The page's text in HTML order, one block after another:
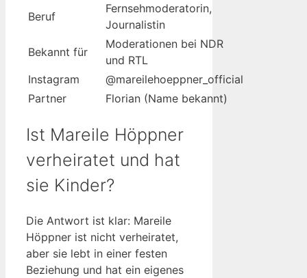
Beruf
Fernsehmoderatorin,
Journalistin
Bekannt für
Moderationen bei NDR
und RTL
Instagram
@mareilehoeppner_official
Partner
Florian (Name bekannt)
Ist Mareile Höppner
verheiratet und hat
sie Kinder?
Die Antwort ist klar: Mareile
Höppner ist nicht verheiratet,
aber sie lebt in einer festen
Beziehung und hat ein eigenes